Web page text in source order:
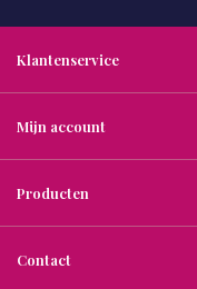
Klantenservice
Mijn account
Producten
Contact